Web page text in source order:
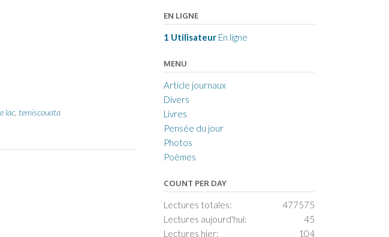
lac temiscouata
EN LIGNE
1 UtilisateurEn ligne
MENU
Article journaux
Divers
Livres
Pensée du jour
Photos
Poèmes
COUNT PER DAY
477575
Lectures totales:
45
Lectures aujourd'hui:
104
Lectures hier: